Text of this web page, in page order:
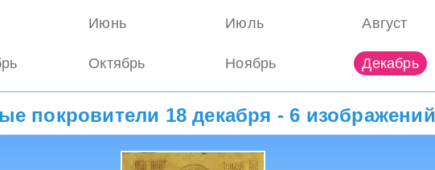
Июнь Июль Август
Октябрь Ноябрь Декабрь
покровители 18 декабря - 6 изображений